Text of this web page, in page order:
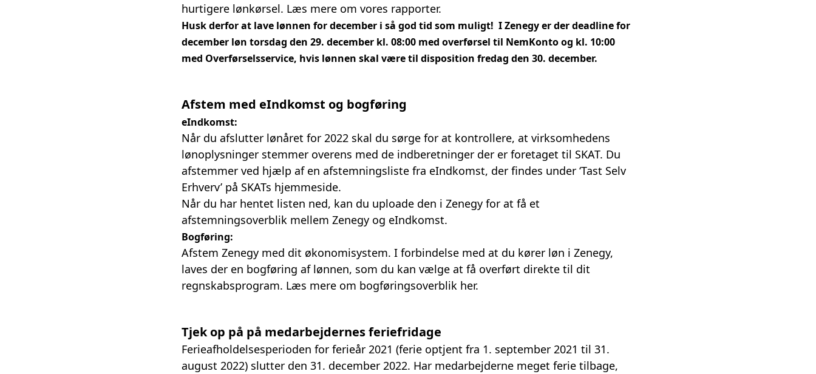
hurtigere lønkørsel. Læs mere om vores rapporter.
Husk derfor at lave lønnen for december i så god tid som muligt! I Zenegy er der deadline for
december løn torsdag den 29. december kl. 08:00 med overførsel til NemKonto og kl. 10:00
med Overførselsservice, hvis lønnen skal være til disposition fredag den 30. december.
Afstem med eIndkomst og bogføring
eIndkomst:
Når du afslutter lønåret for 2022 skal du sørge for at kontrollere, at virksomhedens
lønoplysninger stemmer overens med de indberetninger der er foretaget til SKAT. Du
afstemmer ved hjælp af en afstemningsliste fra eIndkomst, der findes under ‘Tast Selv
Erhverv’ på SKATs hjemmeside.
Når du har hentet listen ned, kan du uploade den i Zenegy for at få et
afstemningsoverblik mellem Zenegy og eIndkomst.
Bogføring:
Afstem Zenegy med dit økonomisystem. I forbindelse med at du kører løn i Zenegy,
laves der en bogføring af lønnen, som du kan vælge at få overført direkte til dit
regnskabsprogram. Læs mere om bogføringsoverblik her.
Tjek op på på medarbejdernes feriefridage
Ferieafholdelsesperioden for ferieår 2021 (ferie optjent fra 1. september 2021 til 31.
august 2022) slutter den 31. december 2022. Har medarbejderne meget ferie tilbage,